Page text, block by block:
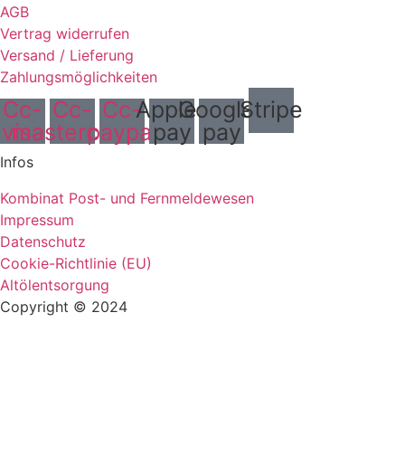
AGB
Vertrag widerrufen
Versand / Lieferung
Zahlungsmöglichkeiten
Cc-
visa
Cc-
mastercard
Cc-
paypal
Apple-
pay
Google-
pay
Stripe
Infos
Kombinat Post- und Fernmeldewesen
Impressum
Datenschutz
Cookie-Richtlinie (EU)
Altölentsorgung
Copyright © 2024